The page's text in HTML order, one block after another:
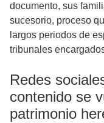
documento, sus
sucesorio, proceso
largos periodos de
tribunales
Redes
contenido se
patrimonio